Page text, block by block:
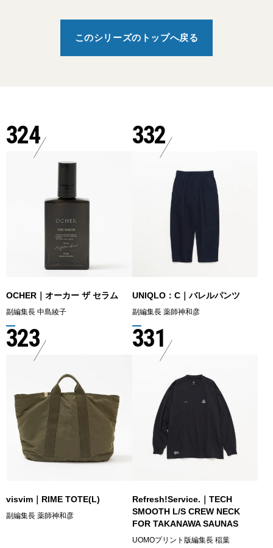
このシリーズのトップへ戻る
324
OCHER｜オーカー ザ セラム
副編集長 中島綾子
332
UNIQLO：C｜バレルパンツ
副編集長 薬師神和彦
323
visvim｜RIME TOTE(L)
副編集長 薬師神和彦
331
Refresh!Service.｜TECH
SMOOTH L/S CREW NECK
FOR TAKANAWA SAUNAS
UOMOプリント版編集長 稲葉